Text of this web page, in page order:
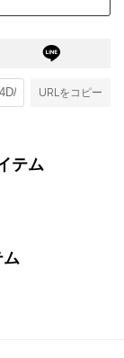
URLをコピー
テム